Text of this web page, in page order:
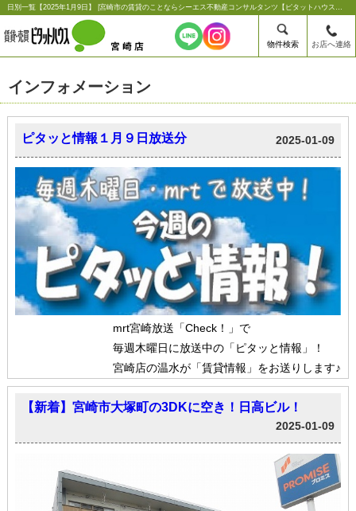
日別一覧【2025年1月9日】 |宮崎市の賃貸のことならシーエス不動産コンサルタンツ【ピタットハウス宮崎店】
物件検索 お店へ連絡
インフォメーション
ピタッと情報１月９日放送分 2025-01-09
mrt宮崎放送「Check！」で
毎週木曜日に放送中の「ピタッと情報」！
宮崎店の温水が「賃貸情報」をお送りします♪
【新着】宮崎市大塚町の3DKに空き！日高ビル！
2025-01-09